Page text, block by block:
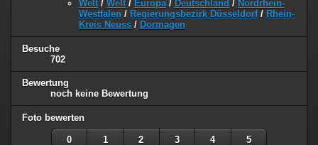
Welt / Welt / Europa / Deutschland / Nordrhein-
Westfalen / Regierungsbezirk Düsseldorf/ Rhein-
Kreis Neuss / Dormagen
Besuche
702
Bewertung
noch keine Bewertung
Foto bewerten
0 1 2 3 4 5